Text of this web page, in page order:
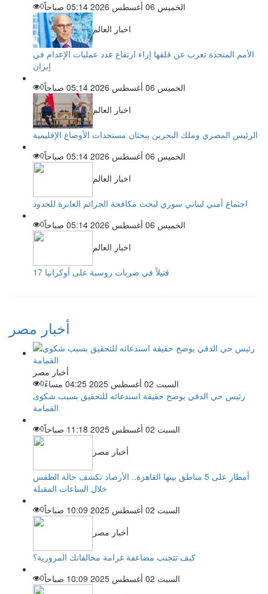
الخميس 06 أغسطس 2026 05:14 صباحاً
0
اخبار العالم
الأمم المتحدة تعرب عن قلقها إزاء ارتفاع عدد عمليات الإعدام في
إيران
الخميس 06 أغسطس 2026 05:14 صباحاً
0
اخبار العالم
الرئيس المصري وملك البحرين يبحثان مستجدات الأوضاع الإقليمية
الخميس 06 أغسطس 2026 05:14 صباحاً
0
اخبار العالم
اجتماع أمني لبناني سوري لبحث مكافحة الجرائم العابرة للحدود
الخميس 06 أغسطس 2026 05:14 صباحاً
0
اخبار العالم
17 قتيلاً في ضربات روسية على أوكرانيا
أخبار مصر
أخبار مصر
السبت 02 أغسطس 2025 04:25 مساءً
0
رئيس حي الدقي يوضح حقيقة استدعائه للتحقيق بسبب شكوى
القمامة
السبت 02 أغسطس 2025 11:18 صباحاً
0
أخبار مصر
أمطار على 5 مناطق بينها القاهرة.. الأرصاد تكشف حالة الطقس
خلال الساعات المقبلة
السبت 02 أغسطس 2025 10:09 صباحاً
0
أخبار مصر
كيف تتجنب مضاعفة غرامة مخالفاتك المرورية؟
السبت 02 أغسطس 2025 10:09 صباحاً
0